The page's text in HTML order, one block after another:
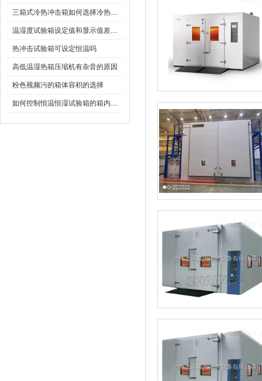
三箱式冷热冲击箱如何选择冷热方式?
温湿度试验箱设定值和显示值差别大怎么办
热冲击试验箱可设定恒温吗
高低温湿热箱压缩机有杂音的原因
粉色视频污的箱体容积的选择
如何控制恒温恒湿试验箱的箱内温湿度